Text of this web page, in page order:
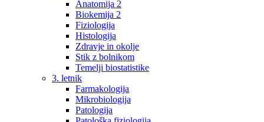
Anatomija 2
Biokemija 2
Fiziologija
Histologija
Zdravje in okolje
Stik z bolnikom
Temelji biostatistike
3. letnik
Farmakologija
Mikrobiologija
Patologija